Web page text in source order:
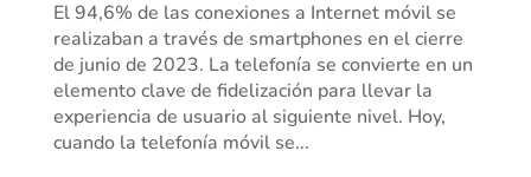
El 94,6% de las conexiones a Internet móvil se
realizaban a través de smartphones en el cierre
de junio de 2023. La telefonía se convierte en un
elemento clave de fidelización para llevar la
experiencia de usuario al siguiente nivel. Hoy,
cuando la telefonía móvil se...